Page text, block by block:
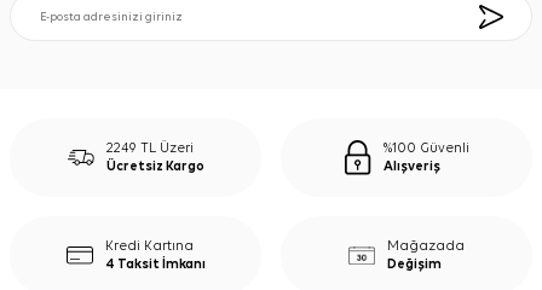
2249 TL Üzeri
Ücretsiz Kargo
%100 Güvenli
Alışveriş
Kredi Kartına
4 Taksit İmkanı
Mağazada
Değişim